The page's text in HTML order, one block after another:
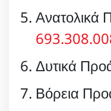
Ανατολικά
Δυτικά
Βόρεια